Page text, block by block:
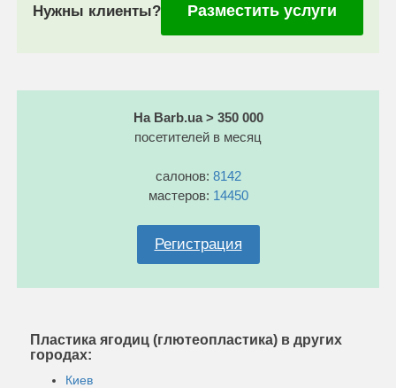
Нужны клиенты? Разместить услуги
На Barb.ua > 350 000
посетителей в месяц
салонов: 8142
мастеров: 14450
Регистрация
Пластика ягодиц (глютеопластика) в других
городах:
Киев